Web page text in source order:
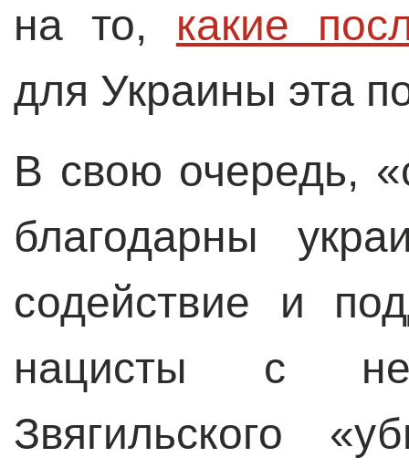
на то, какие
для Украины эта
В свою очередь,
благодарны
содействие и
нацисты с
Звягильского